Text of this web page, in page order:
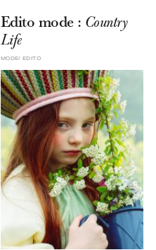
Edito mode : Country
Life
EDITO
MODE